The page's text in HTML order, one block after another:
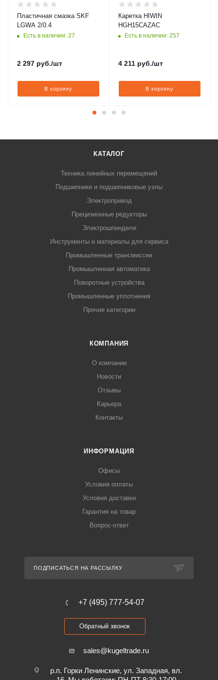
Пластичная смазка SKF
LGWA 2/0.4
Есть в наличии: 27
2 297 руб./шт
В корзину
Каретка HIWIN
HGH15CAZAC
Есть в наличии: 257
4 211 руб./шт
В корзину
КАТАЛОГ
Техника линейных перемещений
Подшипники и подшипниковые узлы
Электропривод
Прецизионные редукторы
Электрошпиндели
Инструменты и материалы для сервиса
Промышленные трансмиссии
Промышленная автоматика
Поворотные устройства
Промышленные уплотнения
Прочие категории
КОМПАНИЯ
О компании
Новости
Отзывы
Карьера
Контакты
ИНФОРМАЦИЯ
Офисы
Условия оплаты
Условия доставки
Гарантия на товар
Вопрос-ответ
ПОДПИСАТЬСЯ НА РАССЫЛКУ
+7 (495) 777-54-07
Обратный звонок
sales@kugeltrade.ru
р.п. Горки Ленинские, ул. Западная, вл.